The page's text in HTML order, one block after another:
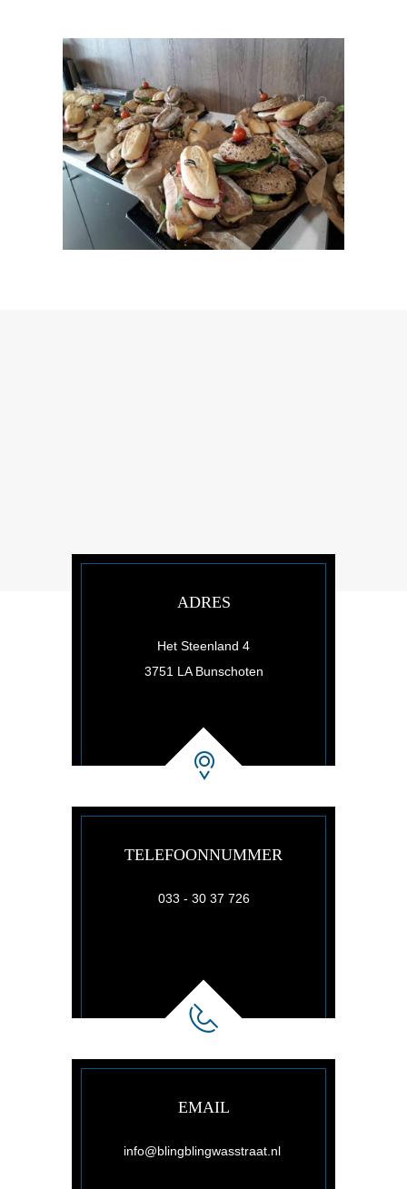
ADRES
Het Steenland 4
3751 LA Bunschoten
TELEFOONNUMMER
033 - 30 37 726
EMAIL
info@blingblingwasstraat.nl